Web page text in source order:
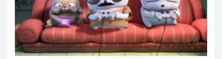
第32集 借钱还钱
第33集 暴富计划
第34集 光看外表真没啥用
第35集 谁说健身都花钱？
第36集 套路！全是套路！